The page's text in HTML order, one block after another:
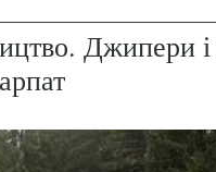
Джипери